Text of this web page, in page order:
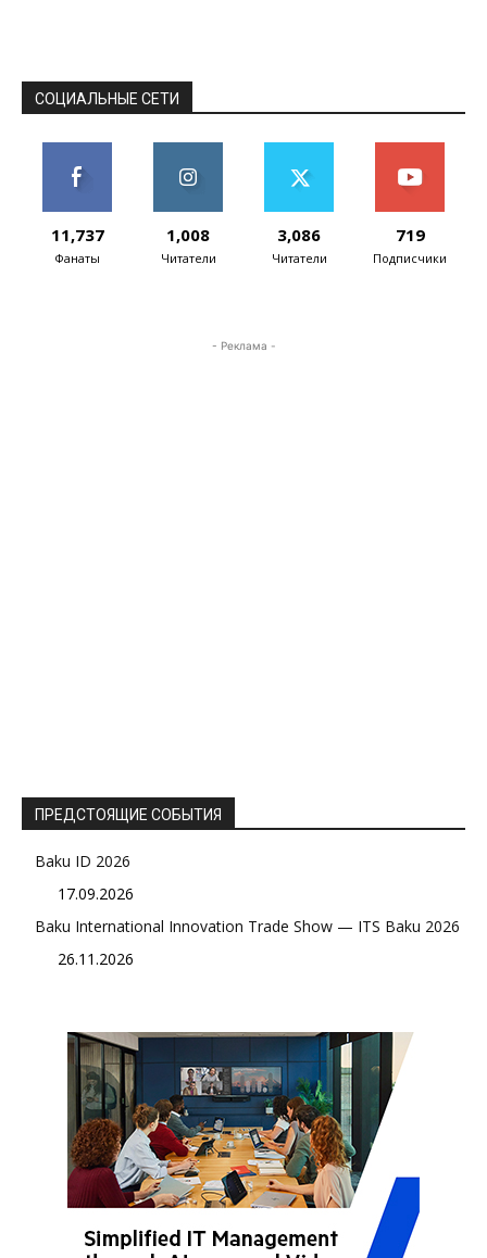
СОЦИАЛЬНЫЕ СЕТИ
11,737
Фанаты
1,008
Читатели
3,086
Читатели
719
Подписчики
- Реклама -
ПРЕДСТОЯЩИЕ СОБЫТИЯ
Baku ID 2026
17.09.2026
Baku International Innovation Trade Show — ITS Baku 2026
26.11.2026